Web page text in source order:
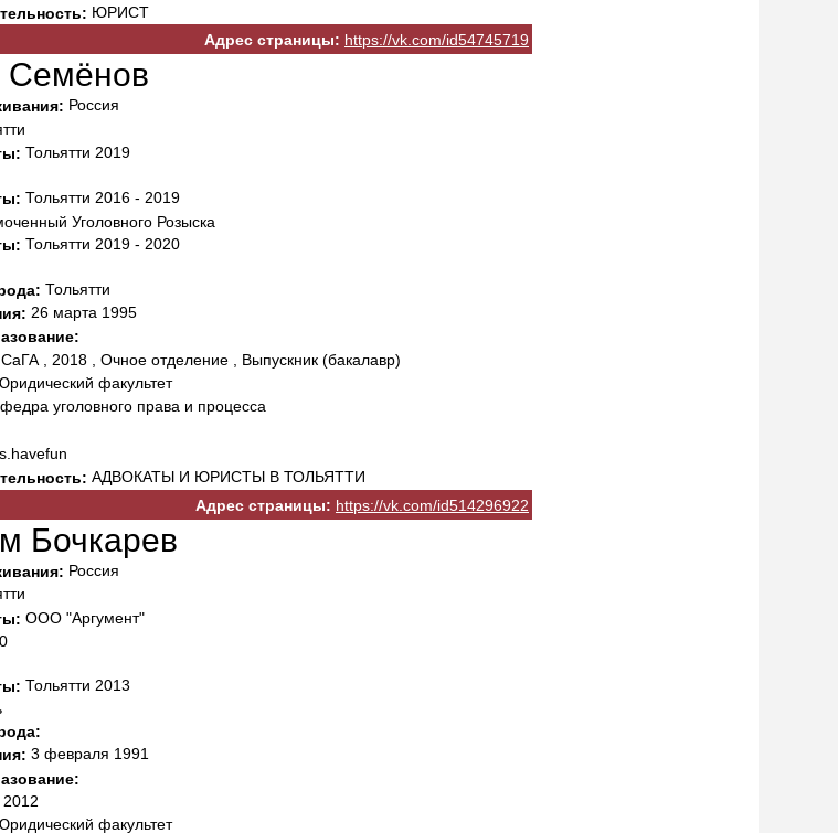
ЮРИСТ
Адрес страницы: https://vk.com/id54745719
Семёнов
Россия
Тольятти 2019
Тольятти 2016 - 2019
Уголовного Розыска
Тольятти 2019 - 2020
Тольятти
26 марта 1995
, 2018 , Очное отделение , Выпускник (бакалавр)
факультет
уголовного права и процесса
АДВОКАТЫ И ЮРИСТЫ В ТОЛЬЯТТИ
Адрес страницы: https://vk.com/id514296922
Бочкарев
Россия
ООО "Аргумент"
Тольятти 2013
3 февраля 1991
факультет